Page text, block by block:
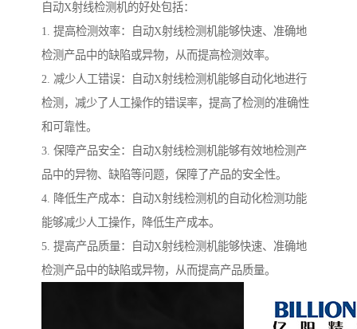
自动X射线检测机的好处包括：
1. 提高检测效率：自动X射线检测机能够快速、准确地
检测产品中的缺陷或异物，从而提高检测效率。
2. 减少人工错误：自动X射线检测机能够自动化地进行
检测，减少了人工操作的错误率，提高了检测的准确性
和可靠性。
3. 保障产品安全：自动X射线检测机能够有效地检测产
品中的异物、缺陷等问题，保障了产品的安全性。
4. 降低生产成本：自动X射线检测机的自动化检测功能
能够减少人工操作，降低生产成本。
5. 提高产品质量：自动X射线检测机能够快速、准确地
检测产品中的缺陷或异物，从而提高产品质量。